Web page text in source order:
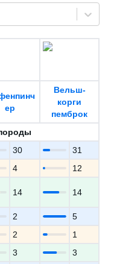
ер
Вельш-
корги
пемброк
30
31
4
12
14 14
2
5
2
1
3
3